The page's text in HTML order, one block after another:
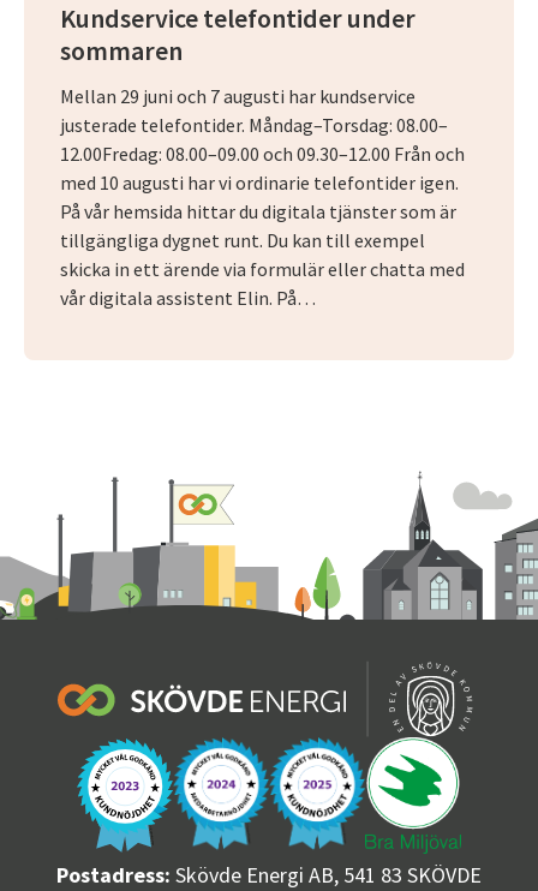
Kundservice telefontider under
sommaren
Mellan 29 juni och 7 augusti har kundservice
justerade telefontider. Måndag–Torsdag: 08.00–
12.00Fredag: 08.00–09.00 och 09.30–12.00 Från och
med 10 augusti har vi ordinarie telefontider igen.
På vår hemsida hittar du digitala tjänster som är
tillgängliga dygnet runt. Du kan till exempel
skicka in ett ärende via formulär eller chatta med
vår digitala assistent Elin. På…
Postadress: Skövde Energi AB, 541 83 SKÖVDE